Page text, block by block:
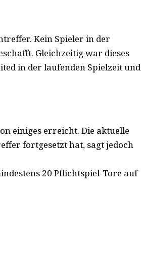
Kein Spieler in der
Gleichzeitig war dieses
in der laufenden Spielzeit und
einiges erreicht. Die aktuelle
fortgesetzt hat, sagt jedoch
20 Pflichtspiel-Tore auf